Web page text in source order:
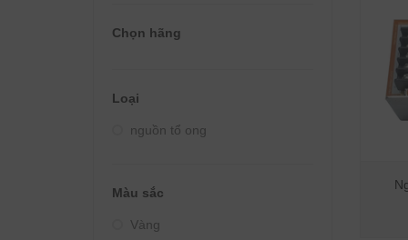
Giá từ 3000000đ - 4000000đ
Chọn hãng
Loại
nguồn tổ ong
Màu sắc
Vàng